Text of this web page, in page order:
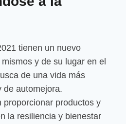
tienen un nuevo
y de su lugar en el
de una vida más
de automejora.
proporcionar productos y
la resiliencia y bienestar